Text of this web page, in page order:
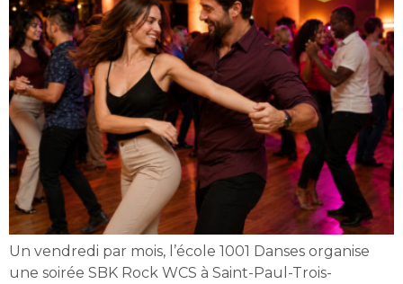
Un vendredi par mois, l’école 1001 Danses organise
une soirée SBK Rock WCS à Saint-Paul-Trois-